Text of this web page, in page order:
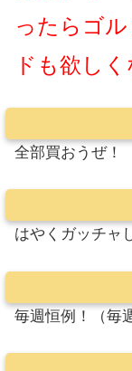
ったらゴ
ドも欲し
全部買おうぜ！
はやくガッチャ
毎週恒例！（毎